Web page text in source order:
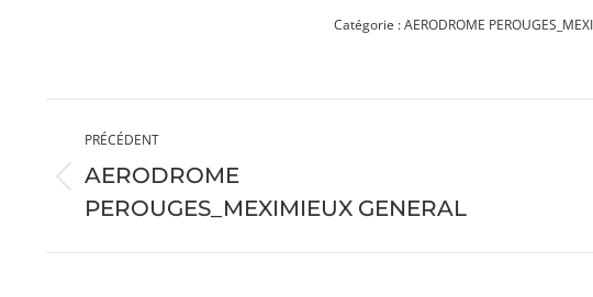
Catégorie :AERODROME
album
PRÉCÉDENT
Album
précédent
AERODROME
PEROUGES_MEXIMIEUX GENERAL